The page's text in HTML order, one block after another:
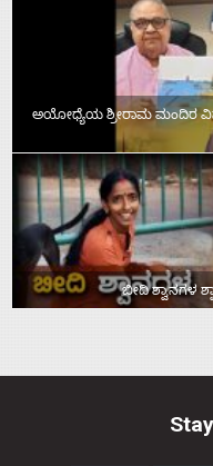
ಅಯೋಧ್ಯೆಯ ಶ್ರೀರಾಮ ಮಂದಿರ
ಬೀದಿ ಶ್ವಾನಗಳ